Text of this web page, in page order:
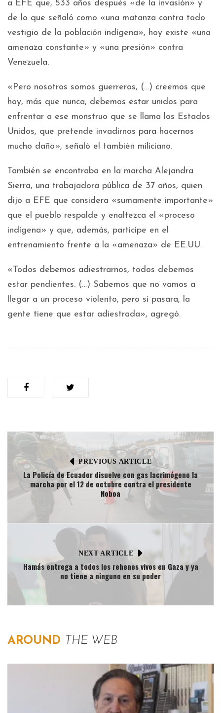
a EFE que, 533 años después «de la invasión» y
de lo que señaló como «una matanza contra todo
vestigio de la población indígena», hoy existe «una
amenaza constante» y «una presión» contra
Venezuela.
«Pero nosotros somos guerreros, (…) creemos que
hoy, más que nunca, debemos estar unidos para
enfrentar a ese monstruo que se llama los Estados
Unidos, que pretende invadirnos para hacernos
mucho daño», señaló el también miliciano.
También se encontraba en la marcha Alejandra
Sierra, una trabajadora pública de 37 años, quien
dijo a EFE que considera «sumamente importante»
que el pueblo respalde y enaltezca el «proceso
indígena» y que, además, participe en el
entrenamiento frente a la «amenaza» de EE.UU.
«Todos debemos adiestrarnos, todos debemos
estar pendientes. (…) Sabemos que no vamos a
llegar a un proceso violento, pero si pasara, la
gente tiene que estar adiestrada», agregó.
PREVIOUS ARTICLE
La Policía de Ecuador disuelve con gas lacrimógeno la
marcha por el 12 de octubre contra el presidente
Noboa
NEXT ARTICLE
Hamás entrega a todos los rehenes vivos en Gaza y ya
no tiene a ninguno en su poder
AROUND THE WEB